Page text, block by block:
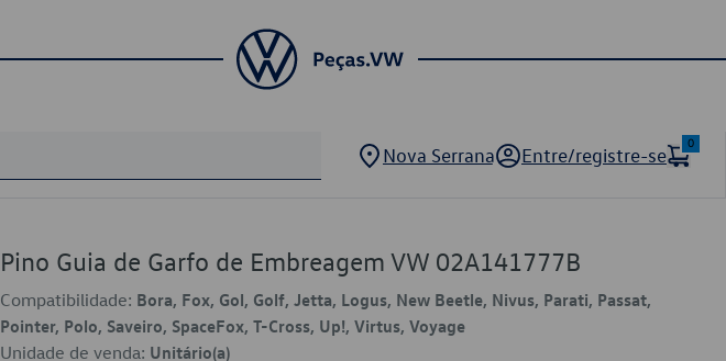
Nova Serrana Entre/registre-se
0
Pino Guia de Garfo de Embreagem VW 02A141777B
Compatibilidade: Bora, Fox, Gol, Golf, Jetta, Logus, New Beetle, Nivus, Parati, Passat,
Pointer, Polo, Saveiro, SpaceFox, T-Cross, Up!, Virtus, Voyage
Unidade de venda: Unitário(a)